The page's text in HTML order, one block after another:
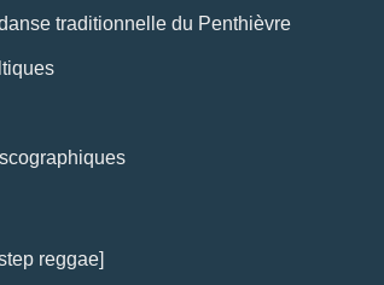
traditionnelle du Penthièvre
reggae]